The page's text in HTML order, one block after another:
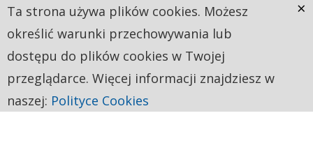
Ta strona używa plików cookies. Możesz
określić warunki przechowywania lub
dostępu do plików cookies w Twojej
przeglądarce. Więcej informacji znajdziesz w
naszej: Polityce Cookies
×